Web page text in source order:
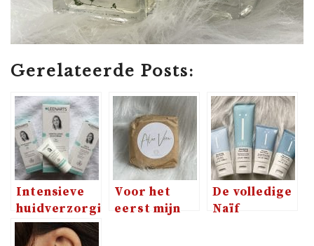
Gerelateerde Posts:
Intensieve
huidverzorging
met dr.
Leenarts
Voor het
eerst mijn
De volledige
Naïf